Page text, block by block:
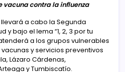
vacuna contra la influenza
llevará a cabo la Segunda
y bajo el lema “1, 2, 3 por tu
a los grupos vulnerables
y servicios preventivos
Lázaro Cárdenas,
y Tumbiscatío.